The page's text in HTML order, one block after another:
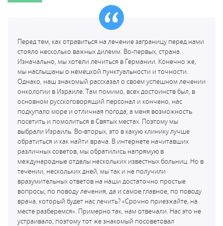
Перед тем, как отравиться на лечение заграницу перед нами
стояло несколько важных дилемм. Во-первых, страна.
Изначально, мы хотели лечиться в Германии. Конечно же,
мы наслышаны о немецкой пунктуальности и точности.
Однако, наш знакомый рассказал о своем успешном лечении
онкологии в Израиле. Там помимо, всех достоинств был, в
основном русскоговорящий персонал и кончено, нас
подкупало море и отличная погода, а меня возможность
посетить и помолиться в Святых местах. Поэтому мы
выбрали Израиль. Во-вторых, это в какую клинику лучше
обратиться и как найти врача. В интернете начитавших
различных советов, мы обратились напрямую в
международные отделы нескольких известных больниц. Но в
течении, нескольких дней, мы так и не получили
вразумительных ответов на наши достаточно простые
вопросы, по поводу лечения, да и самое главное, по поводу
врача, который будет нас лечить? «Срочно приезжайте, на
месте разберемся». Примерно так, нам отвечали. Нас это не
устраивало, поэтому тот же знакомый посоветовал